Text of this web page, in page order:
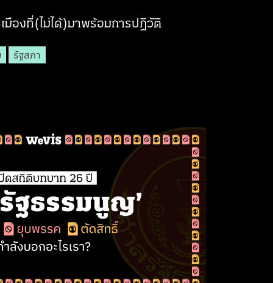
มืองที่(ไม่ได้)มาพร้อมการปฏิวัติ
รัฐสภา